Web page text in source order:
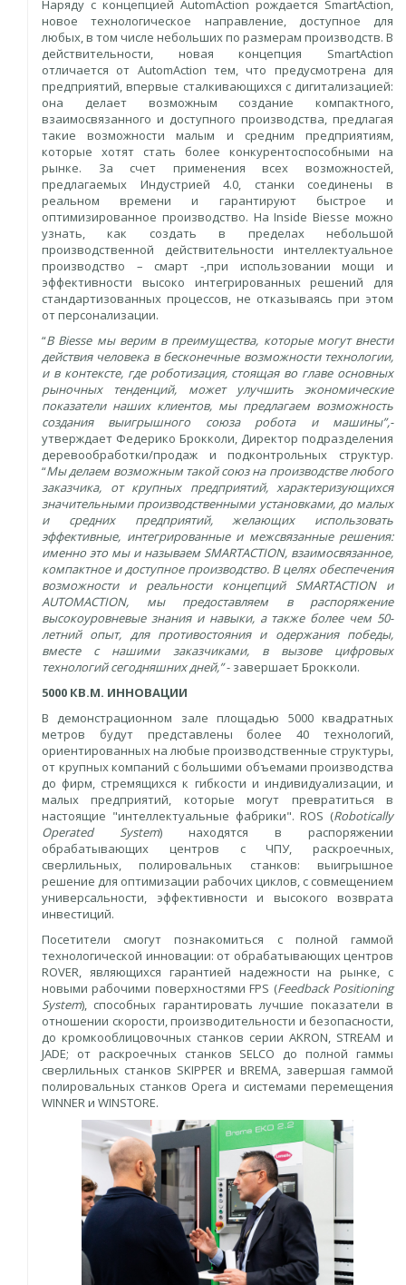
Наряду с концепцией AutomAction рождается SmartAction,
новое технологическое направление, доступное для
любых, в том числе небольших по размерам производств. В
действительности, новая концепция SmartAction
отличается от AutomAction тем, что предусмотрена для
предприятий, впервые сталкивающихся с дигитализацией:
она делает возможным создание компактного,
взаимосвязанного и доступного производства, предлагая
такие возможности малым и средним предприятиям,
которые хотят стать более конкурентоспособными на
рынке. За счет применения всех возможностей,
предлагаемых Индустрией 4.0, станки соединены в
реальном времени и гарантируют быстрое и
оптимизированное производство. На Inside Biesse можно
узнать, как создать в пределах небольшой
производственной действительности интеллектуальное
производство – смарт -,при использовании мощи и
эффективности высоко интегрированных решений для
стандартизованных процессов, не отказываясь при этом
от персонализации.
“В Biesse мы верим в преимущества, которые могут внести
действия человека в бесконечные возможности технологии,
и в контексте, где роботизация, стоящая во главе основных
рыночных тенденций, может улучшить экономические
показатели наших клиентов, мы предлагаем возможность
создания выигрышного союза робота и машины”,-
утверждает Федерико Брокколи, Директор подразделения
деревообработки/продаж и подконтрольных структур.
“Мы делаем возможным такой союз на производстве любого
заказчика, от крупных предприятий, характеризующихся
значительными производственными установками, до малых
и средних предприятий, желающих использовать
эффективные, интегрированные и межсвязанные решения:
именно это мы и называем SMARTACTION, взаимосвязанное,
компактное и доступное производство. В целях обеспечения
возможности и реальности концепций SMARTACTION и
AUTOMACTION, мы предоставляем в распоряжение
высокоуровневые знания и навыки, а также более чем 50-
летний опыт, для противостояния и одержания победы,
вместе с нашими заказчиками, в вызове цифровых
технологий сегодняшних дней,”- завершает Брокколи.
5000 КВ.М. ИННОВАЦИИ
В демонстрационном зале площадью 5000 квадратных
метров будут представлены более 40 технологий,
ориентированных на любые производственные структуры,
от крупных компаний с большими объемами производства
до фирм, стремящихся к гибкости и индивидуализации, и
малых предприятий, которые могут превратиться в
настоящие "интеллектуальные фабрики". ROS (Robotically
Operated System) находятся в распоряжении
обрабатывающих центров с ЧПУ, раскроечных,
сверлильных, полировальных станков: выигрышное
решение для оптимизации рабочих циклов, с совмещением
универсальности, эффективности и высокого возврата
инвестиций.
Посетители смогут познакомиться с полной гаммой
технологической инновации: от обрабатывающих центров
ROVER, являющихся гарантией надежности на рынке, с
новыми рабочими поверхностями FPS (Feedback Positioning
System), способных гарантировать лучшие показатели в
отношении скорости, производительности и безопасности,
до кромкооблицовочных станков серии AKRON, STREAM и
JADE; от раскроечных станков SELCO до полной гаммы
сверлильных станков SKIPPER и BREMA, завершая гаммой
полировальных станков Opera и системами перемещения
WINNER и WINSTORE.